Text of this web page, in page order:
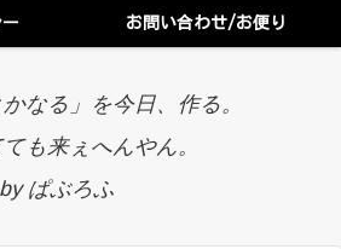
お問い合わせ/お便り
かなる」を今日、作る。
も来ぇへんやん。
by ぱぶろふ